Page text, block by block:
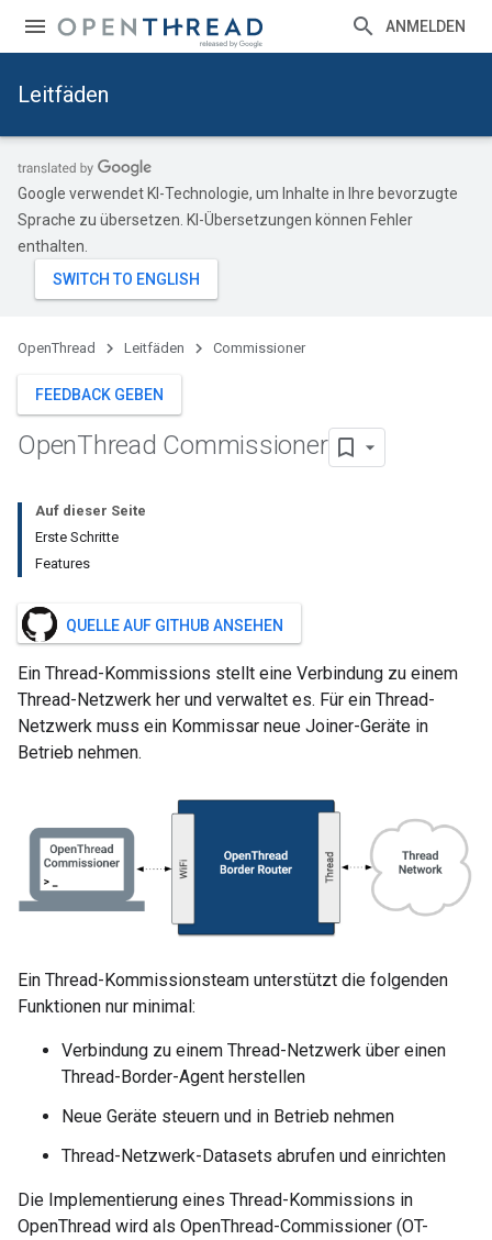
ANMELDEN
Leitfäden
Google verwendet KI-Technologie, um Inhalte in Ihre bevorzugte
Sprache zu übersetzen. KI-Übersetzungen können Fehler
enthalten.
OpenThread Leitfäden Commissioner
FEEDBACK GEBEN
OpenThread Commissioner
Auf dieser Seite
Erste Schritte
Features
QUELLE AUF GITHUB ANSEHEN
Ein Thread-Kommissions stellt eine Verbindung zu einem
Thread-Netzwerk her und verwaltet es. Für ein Thread-
Netzwerk muss ein Kommissar neue Joiner-Geräte in
Betrieb nehmen.
Ein Thread-Kommissionsteam unterstützt die folgenden
Funktionen nur minimal:
Verbindung zu einem Thread-Netzwerk über einen
Thread-Border-Agent herstellen
Neue Geräte steuern und in Betrieb nehmen
Thread-Netzwerk-Datasets abrufen und einrichten
Die Implementierung eines Thread-Kommissions in
OpenThread wird als OpenThread-Commissioner (OT-